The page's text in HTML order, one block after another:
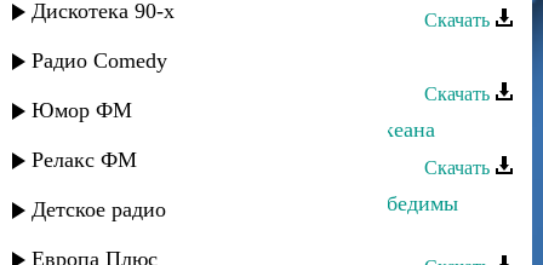
Дискотека 90-х
Радио Comedy
Юмор ФМ
Релакс ФМ
Детское радио
Европа Плюс
Скачать
Марина Алиева - Мама
Скачать
Марина Алиева и Тельман - Два океана
Скачать
Марина Алиева - Вместе мы не победимы
(Горный край)